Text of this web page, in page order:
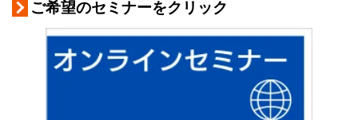
ご希望のセミナーをクリック